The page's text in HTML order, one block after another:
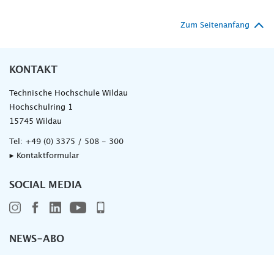
Zum Seitenanfang
KONTAKT
Technische Hochschule Wildau
Hochschulring 1
15745 Wildau
Tel: +49 (0) 3375 / 508 - 300
▸ Kontaktformular
SOCIAL MEDIA
NEWS-ABO